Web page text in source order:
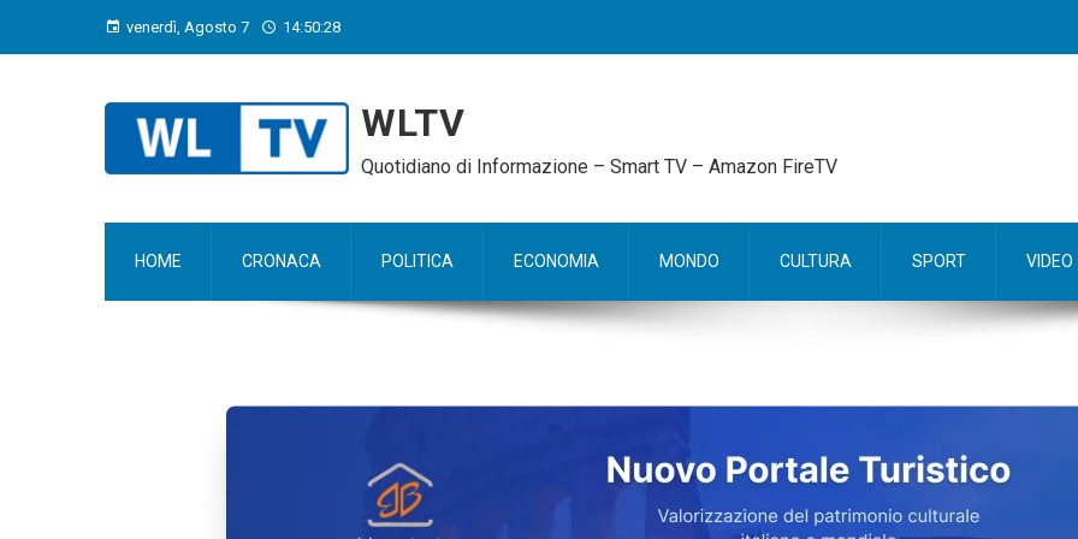
venerdì, Agosto 7 14:50:29
WLTV
Quotidiano di Informazione – Smart TV – Amazon FireTV
HOME CRONACA POLITICA ECONOMIA MONDO CULTURA SPORT VIDEO